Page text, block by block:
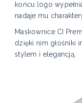
końcu logo
nadaje mu
Maskownice CI
dzięki nim głośniki
stylem i elegancją.